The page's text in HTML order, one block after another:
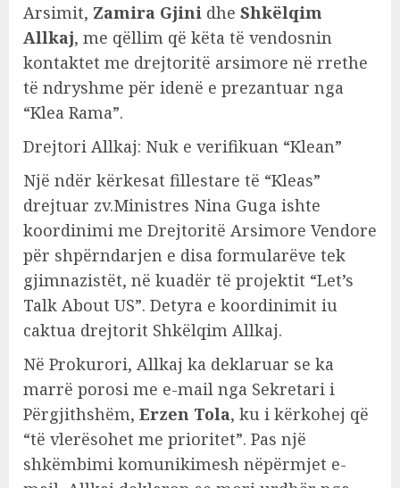
Arsimit, Zamira Gjini dhe Shkëlqim
Allkaj, me qëllim që këta të vendosnin
kontaktet me drejtoritë arsimore në rrethe
të ndryshme për idenë e prezantuar nga
“Klea Rama”.
Drejtori Allkaj: Nuk e verifikuan “Klean”
Një ndër kërkesat fillestare të “Kleas”
drejtuar zv.Ministres Nina Guga ishte
koordinimi me Drejtoritë Arsimore Vendore
për shpërndarjen e disa formularëve tek
gjimnazistët, në kuadër të projektit “Let’s
Talk About US”. Detyra e koordinimit iu
caktua drejtorit Shkëlqim Allkaj.
Në Prokurori, Allkaj ka deklaruar se ka
marrë porosi me e-mail nga Sekretari i
Përgjithshëm, Erzen Tola, ku i kërkohej që
“të vlerësohet me prioritet”. Pas një
shkëmbimi komunikimesh nëpërmjet e-